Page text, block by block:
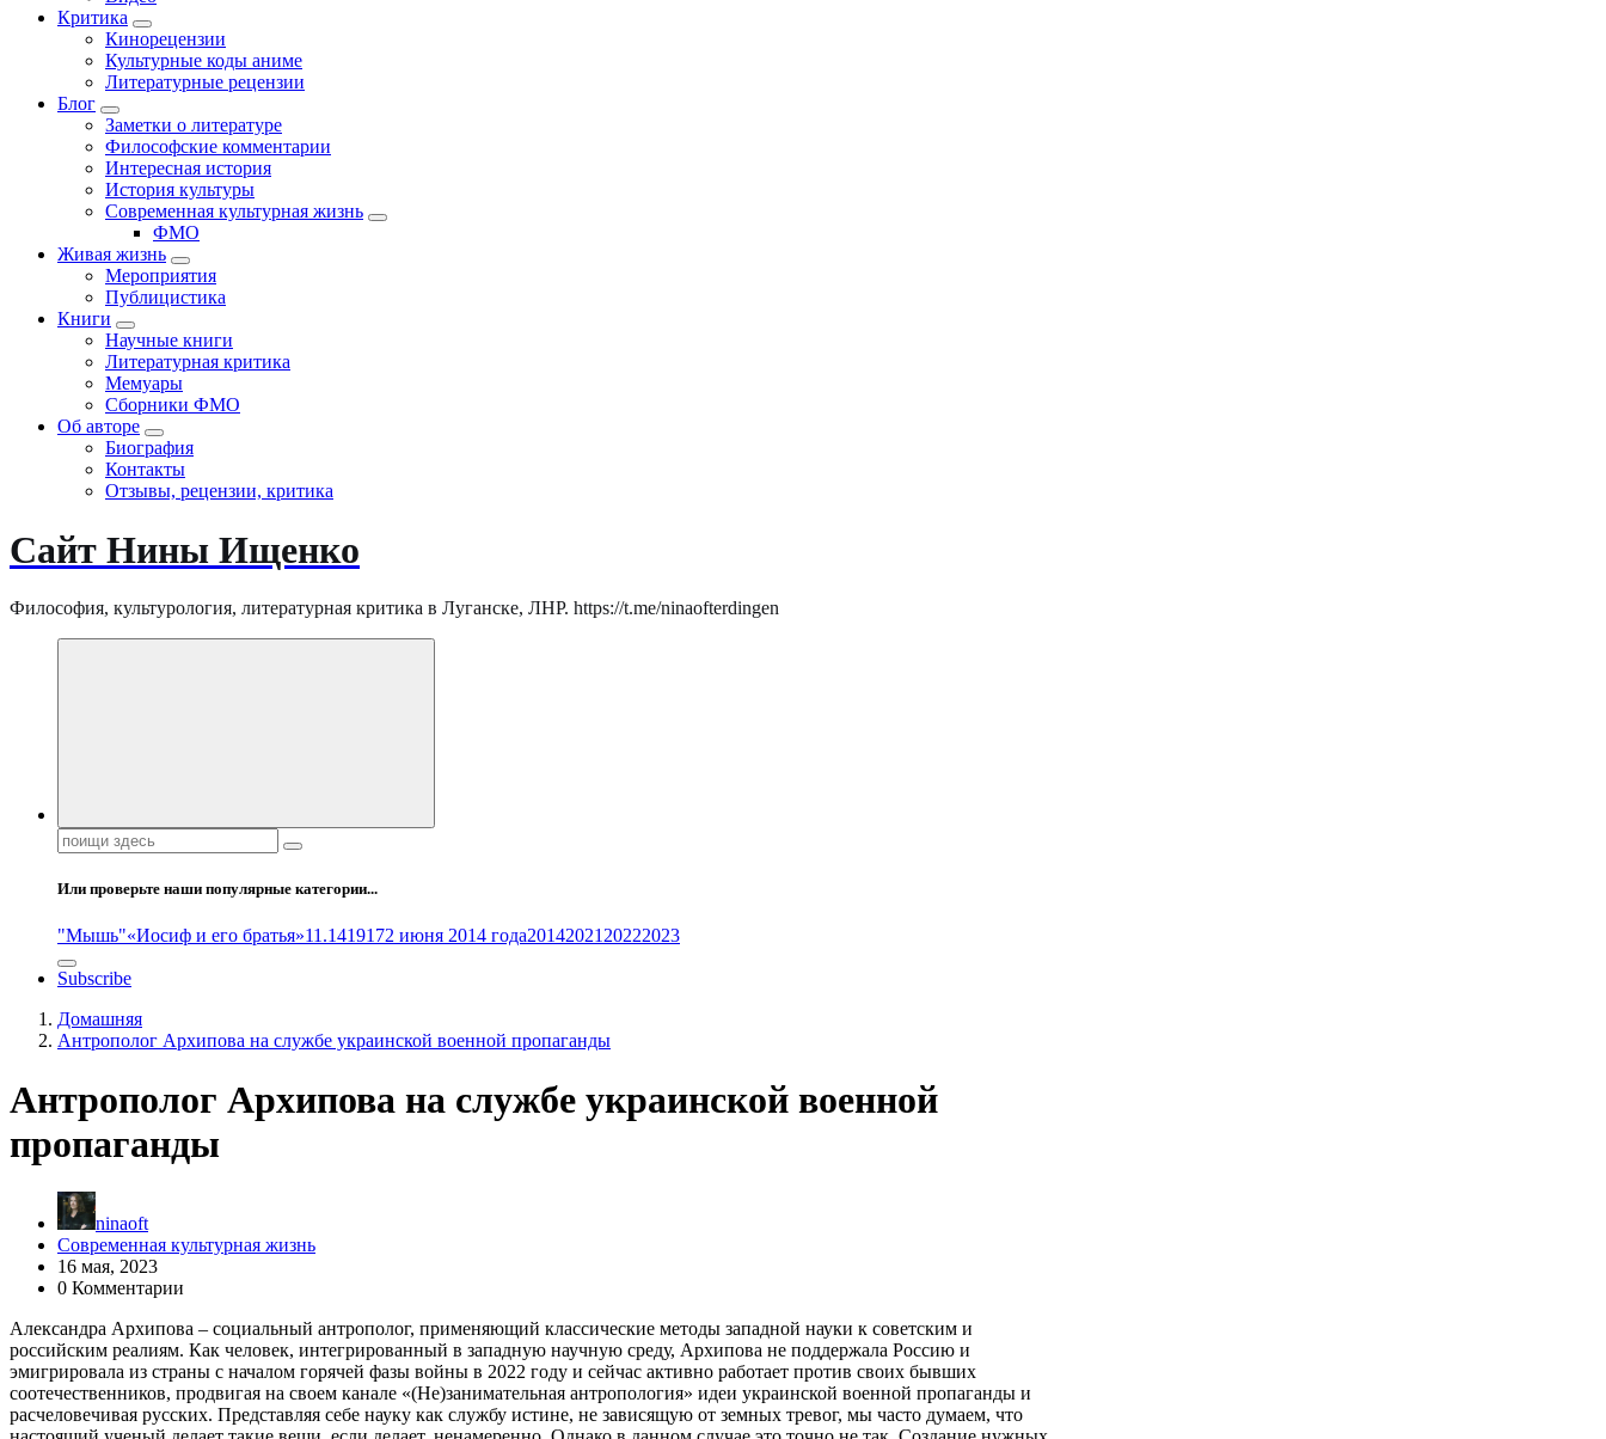
Критика
Кинорецензии
Культурные коды аниме
Литературные рецензии
Блог
Заметки о литературе
Философские комментарии
Интересная история
История культуры
Современная культурная жизнь
ФМО
Живая жизнь
Мероприятия
Публицистика
Книги
Научные книги
Литературная критика
Мемуары
Сборники ФМО
Об авторе
Биография
Контакты
Отзывы, рецензии, критика
Сайт Нины Ищенко
Философия, культурология, литературная критика в Луганске, ЛНР. https://t.me/ninaofterdingen
Поиск:
Или проверьте наши популярные категории...
"Мышь"«Иосиф и его братья»11.1419172 июня 2014 года2014202120222023
Subscribe
Домашняя
Антрополог Архипова на службе украинской военной пропаганды
Антрополог Архипова на службе украинской военной
пропаганды
ninaoft
Современная культурная жизнь
16 мая, 2023
0 Комментарии
Александра Архипова – социальный антрополог, применяющий классические методы западной науки к советским и
российским реалиям. Как человек, интегрированный в западную научную среду, Архипова не поддержала Россию и
эмигрировала из страны с началом горячей фазы войны в 2022 году и сейчас активно работает против своих бывших
соотечественников, продвигая на своем канале «(Не)занимательная антропология» идеи украинской военной пропаганды и
расчеловечивая русских. Представляя себе науку как службу истине, не зависящую от земных тревог, мы часто думаем, что